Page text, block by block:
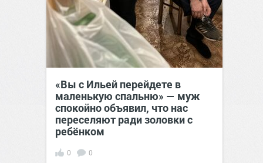
«Вы с Ильей перейдете в
маленькую спальню» — муж
спокойно объявил, что нас
переселяют ради золовки с
ребёнком
0 0